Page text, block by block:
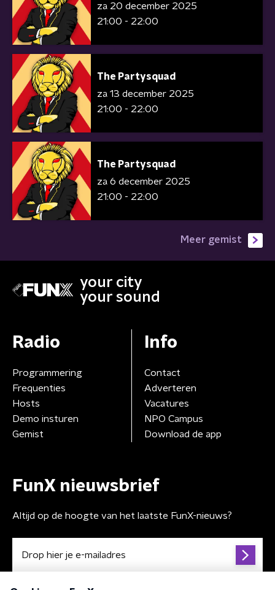
za 20 december 2025
21:00 - 22:00
The Partysquad
za 13 december 2025
21:00 - 22:00
The Partysquad
za 6 december 2025
21:00 - 22:00
Meer gemist
your city
your sound
Radio
Programmering
Frequenties
Hosts
Demo insturen
Gemist
Info
Contact
Adverteren
Vacatures
NPO Campus
Download de app
FunX nieuwsbrief
Altijd op de hoogte van het laatste FunX-nieuws?